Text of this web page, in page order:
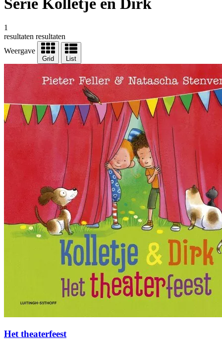
1
resultaten resultaten
Weergave
Grid List
Het theaterfeest